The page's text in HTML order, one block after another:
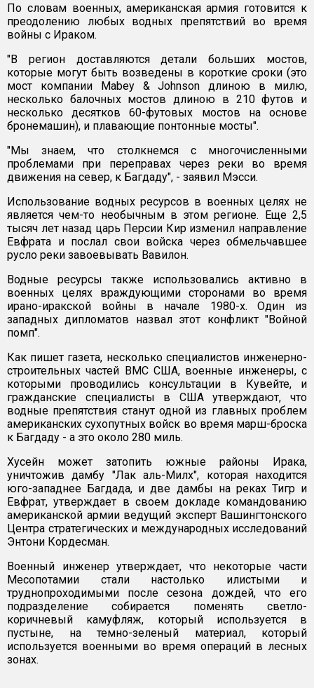
По словам военных, американская армия готовится к
преодолению любых водных препятствий во время
войны с Ираком.
"В регион доставляются детали больших мостов,
которые могут быть возведены в короткие сроки (это
мост компании Mabey & Johnson длиною в милю,
несколько балочных мостов длиною в 210 футов и
несколько десятков 60-футовых мостов на основе
бронемашин), и плавающие понтонные мосты".
"Мы знаем, что столкнемся с многочисленными
проблемами при переправах через реки во время
движения на север, к Багдаду", - заявил Мэсси.
Использование водных ресурсов в военных целях не
является чем-то необычным в этом регионе. Еще 2,5
тысяч лет назад царь Персии Кир изменил направление
Евфрата и послал свои войска через обмельчавшее
русло реки завоевывать Вавилон.
Водные ресурсы также использовались активно в
военных целях враждующими сторонами во время
ирано-иракской войны в начале 1980-х. Один из
западных дипломатов назвал этот конфликт "Войной
помп".
Как пишет газета, несколько специалистов инженерно-
строительных частей ВМС США, военные инженеры, с
которыми проводились консультации в Кувейте, и
гражданские специалисты в США утверждают, что
водные препятствия станут одной из главных проблем
американских сухопутных войск во время марш-броска
к Багдаду - а это около 280 миль.
Хусейн может затопить южные районы Ирака,
уничтожив дамбу "Лак аль-Милх", которая находится
юго-западнее Багдада, и две дамбы на реках Тигр и
Евфрат, утверждает в своем докладе командованию
американской армии ведущий эксперт Вашингтонского
Центра стратегических и международных исследований
Энтони Кордесман.
Военный инженер утверждает, что некоторые части
Месопотамии стали настолько илистыми и
труднопроходимыми после сезона дождей, что его
подразделение собирается поменять светло-
коричневый камуфляж, который используется в
пустыне, на темно-зеленый материал, который
используется военными во время операций в лесных
зонах.